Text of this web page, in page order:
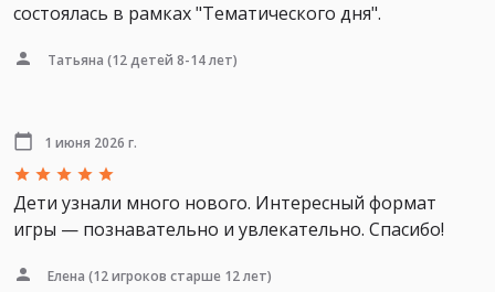
состоялась в рамках "Тематического дня".
Татьяна (12 детей 8-14 лет)
1 июня 2026 г.
Дети узнали много нового. Интересный формат
игры — познавательно и увлекательно. Спасибо!
Елена (12 игроков старше 12 лет)